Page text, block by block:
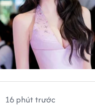
16 phút trước